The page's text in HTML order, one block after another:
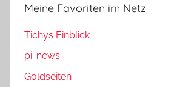
Meine Favoriten im Netz
Tichys Einblick
pi-news
Goldseiten